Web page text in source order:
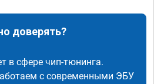
доверять?
в сфере чип-тюнинга.
с современными ЭБУ